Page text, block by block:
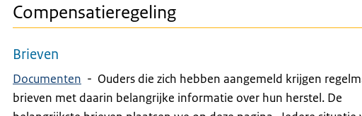
Compensatieregeling
Brieven
Documenten - Ouders die zich hebben aangemeld krijgen
brieven met daarin belangrijke informatie over hun herstel. De